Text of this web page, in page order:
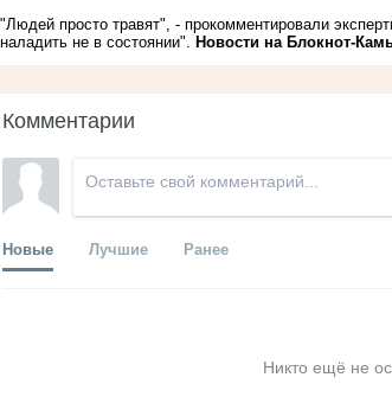
"Людей просто травят", - прокомментировали
наладить не в состоянии". Новости на Блoкнoт-
Комментарии
Новые Лучшие Ранее
Никто ещё не